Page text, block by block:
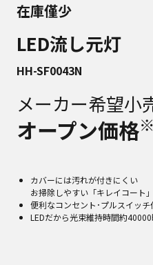
在庫僅少
LED流し元灯
HH-SF0043N
メーカー希望小
オープン価格※
カバーには汚れが付きにくい
お掃除しやすい「キレイコート
便利なコンセント･プルスイッチ
LEDだから光束維持時間約